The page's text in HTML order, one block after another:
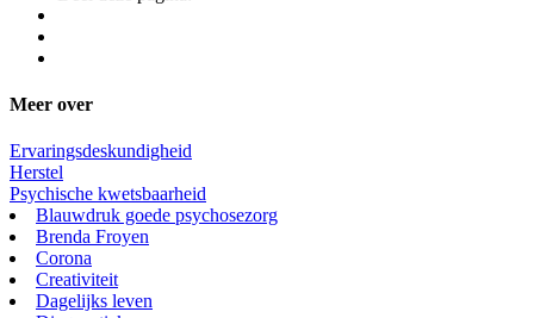
Meer over
Ervaringsdeskundigheid
Herstel
Psychische kwetsbaarheid
Blauwdruk goede psychosezorg
Brenda Froyen
Corona
Creativiteit
Dagelijks leven